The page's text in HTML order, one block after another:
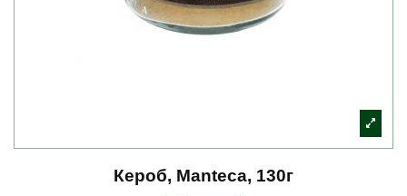
Кероб, Manteca, 130г